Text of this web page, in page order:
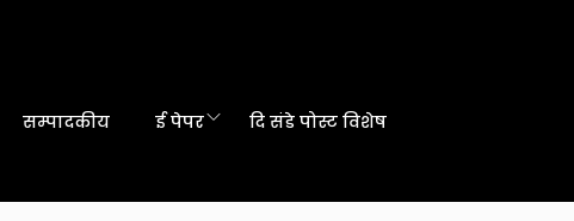
सम्पादकीय ई पेपर दि संडे पोस्ट विशेष